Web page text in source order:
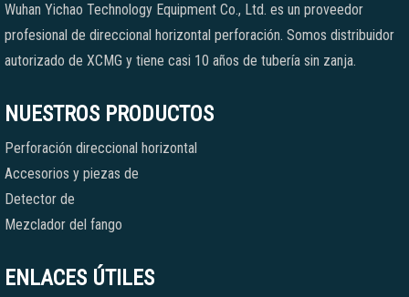
Wuhan Yichao Technology Equipment Co., Ltd. es un proveedor
profesional de direccional horizontal perforación. Somos distribuidor
autorizado de XCMG y tiene casi 10 años de tubería sin zanja.
NUESTROS PRODUCTOS
Perforación direccional horizontal
Accesorios y piezas de
Detector de
Mezclador del fango
ENLACES ÚTILES